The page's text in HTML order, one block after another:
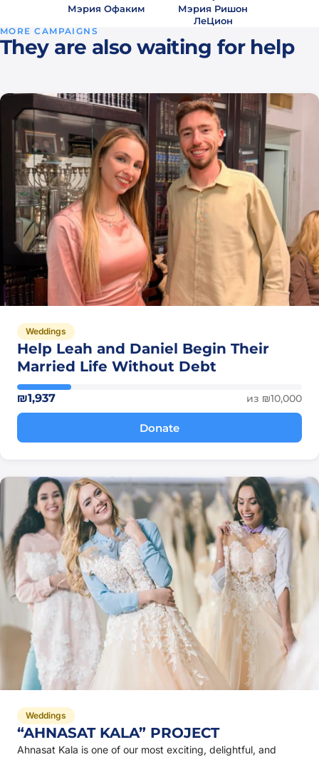
Мэрия Офаким
Мэрия Ришон
ЛеЦион
MORE CAMPAIGNS
They are also waiting for help
Weddings
Help Leah and Daniel Begin Their
Married Life Without Debt
₪1,937 из ₪10,000
Donate
Weddings
“AHNASAT KALA” PROJECT
Ahnasat Kala is one of our most exciting, delightful, and